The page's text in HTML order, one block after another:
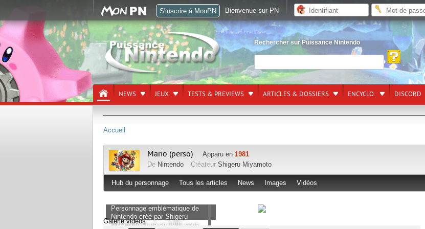
Rechercher sur Puissance Nintendo
NEWS JEUX TESTS & PREVIEWS ARTICLES & DOSSIERS ENCYCLO. DISCORD
Accueil
Mario (perso) Apparu en 1981
De Nintendo Créateur Shigeru Miyamoto
Hub du personnage Tous les articles News Images Vidéos
Personnage emblématique de
Nintendo créé par Shigeru
Miyamoto et né en 1981 sous
Galerie videos
S'inscrire à MonPN Bienvenue sur PN